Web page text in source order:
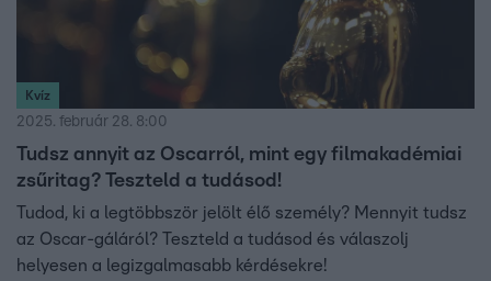
Kvíz
2025. február 28. 8:00
Tudsz annyit az Oscarról, mint egy filmakadémiai
zsűritag? Teszteld a tudásod!
Tudod, ki a legtöbbször jelölt élő személy? Mennyit tudsz
az Oscar-gáláról? Teszteld a tudásod és válaszolj
helyesen a legizgalmasabb kérdésekre!